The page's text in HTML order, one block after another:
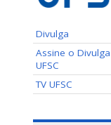
Divulga
Assine o Divulga
UFSC
TV UFSC